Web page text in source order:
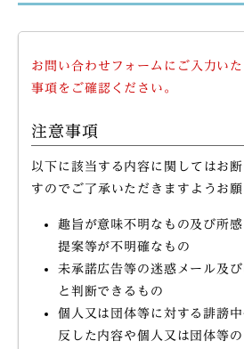
お問い合わせフォームにご入力い
事項をご確認ください。
注意事項
以下に該当する内容に関してはお
すのでご了承いただきますようお願
趣旨が意味不明なもの及び所
提案等が不明確なもの
未承諾広告等の迷惑メール及
と判断できるもの
個人又は団体等に対する誹謗
反した内容や個人又は団体等